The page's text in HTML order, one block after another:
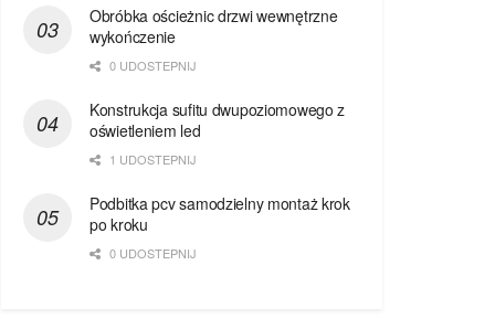
Obróbka ościeżnic drzwi wewnętrzne
wykończenie
0 UDOSTEPNIJ
Konstrukcja sufitu dwupoziomowego z
oświetleniem led
1 UDOSTEPNIJ
Podbitka pcv samodzielny montaż krok
po kroku
0 UDOSTEPNIJ